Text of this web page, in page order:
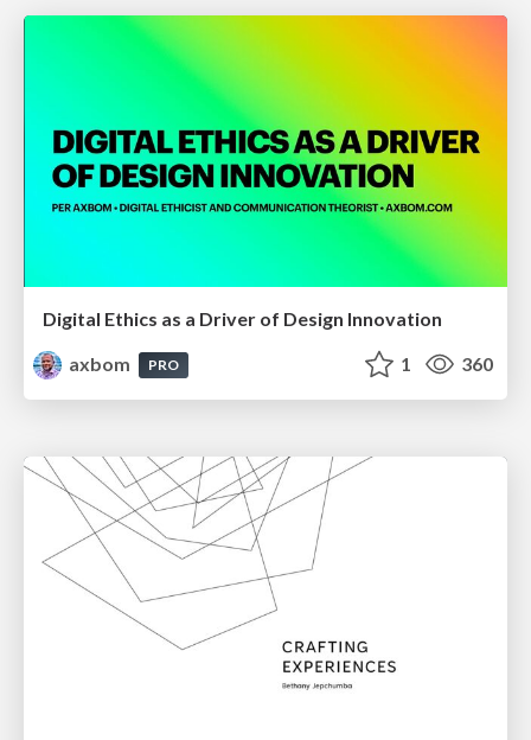
Digital Ethics as a Driver of Design Innovation
axbom
PRO 1 360